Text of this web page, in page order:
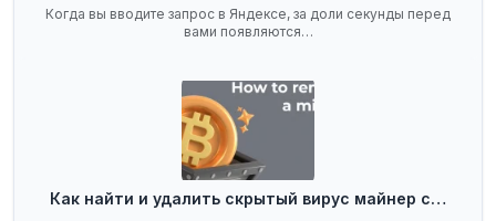
Когда вы вводите запрос в Яндексе, за доли секунды перед
вами появляются…
Как найти и удалить скрытый вирус майнер с…